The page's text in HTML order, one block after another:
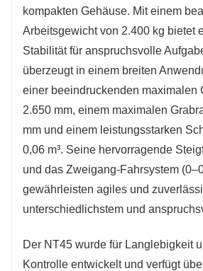
kompakten Gehäuse. Mit einem
Arbeitsgewicht von 2.400 kg bietet
Stabilität für anspruchsvolle
überzeugt in einem breiten
einer beeindruckenden maximalen
2.650 mm, einem maximalen
mm und einem leistungsstarken
0,06 m³. Seine hervorragende
und das Zweigang-Fahrsystem
gewährleisten agiles und
unterschiedlichstem und
Der NT45 wurde für Langlebigkeit
Kontrolle entwickelt und verfügt